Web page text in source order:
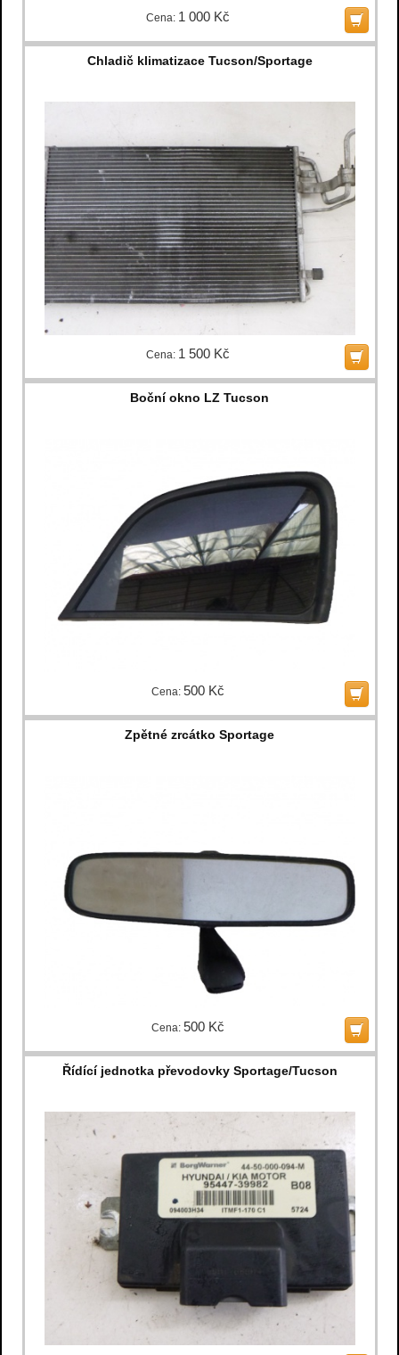
Cena: 1 000 Kč
Chladič klimatizace Tucson/Sportage
Cena: 1 500 Kč
Boční okno LZ Tucson
Cena: 500 Kč
Zpětné zrcátko Sportage
Cena: 500 Kč
Řídící jednotka převodovky Sportage/Tucson